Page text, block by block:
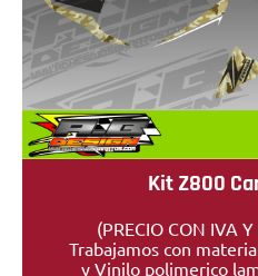
Kit Z800
(PRECIO CON IVA
Trabajamos con
y Vinilo polimerico